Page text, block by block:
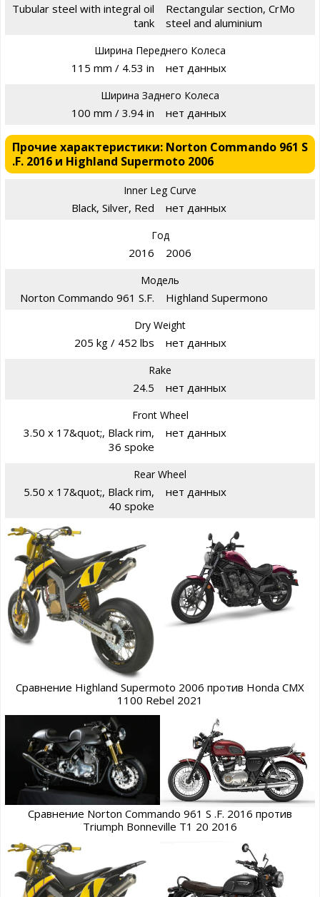
Tubular steel with integral oil
tank
Rectangular section, CrMo
steel and aluminium
Ширина Переднего Колеса
115 mm / 4.53 in нет данных
Ширина Заднего Колеса
100 mm / 3.94 in нет данных
Прочие характеристики: Norton Commando 961 S
.F. 2016 и Highland Supermoto 2006
Inner Leg Curve
Black, Silver, Red нет данных
Год
2016 2006
Модель
Norton Commando 961 S.F. Highland Supermono
Dry Weight
205 kg / 452 lbs нет данных
Rake
24.5 нет данных
Front Wheel
3.50 x 17&quot;, Black rim,
36 spoke
нет данных
Rear Wheel
5.50 x 17&quot;, Black rim,
40 spoke
нет данных
Сравнение Highland Supermoto 2006 против Honda CMX
1100 Rebel 2021
Сравнение Norton Commando 961 S .F. 2016 против
Triumph Bonneville T1 20 2016